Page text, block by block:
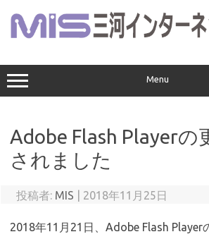
ス
キ
ッ
Menu
Adobe Flash Playerの
されました
投稿者: MIS 2018年11月25日
2018年11月21日、Adobe Flash Player